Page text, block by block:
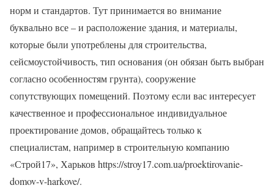
норм и стандартов. Тут принимается во внимание
буквально все – и расположение здания, и материалы,
которые были употреблены для строительства,
сейсмоустойчивость, тип основания (он обязан быть выбран
согласно особенностям грунта), сооружение
сопутствующих помещений. Поэтому если вас интересует
качественное и профессиональное индивидуальное
проектирование домов, обращайтесь только к
специалистам, например в строительную компанию
«Строй17», Харьков https://stroy17.com.ua/proektirovanie-
domov-v-harkove/.